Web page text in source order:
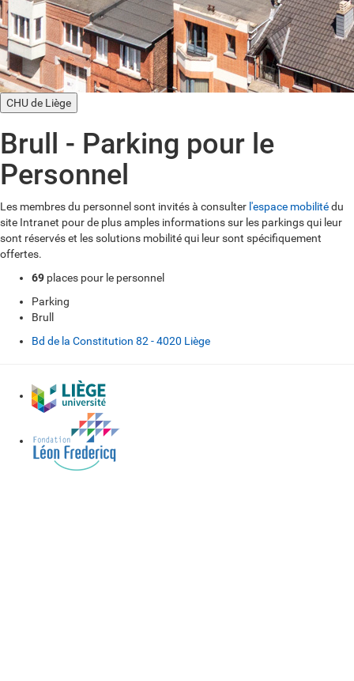
CHU de Liège
Brull - Parking pour le
Personnel
Les membres du personnel sont invités à consulter l'espace mobilitédu
site Intranet pour de plus amples informations sur les parkings qui leur
sont réservés et les solutions mobilité qui leur sont spécifiquement
offertes.
69 places pour le personnel
Parking
Brull
Bd de la Constitution 82 - 4020 Liège